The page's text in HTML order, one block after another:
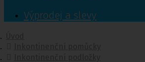
Výprodej a slevy